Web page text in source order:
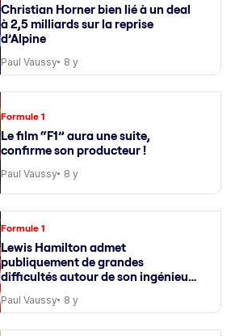
Christian Horner bien lié à un deal
à 2,5 milliards sur la reprise
d’Alpine
Paul Vaussy 8 y
Formule 1
Le film “F1” aura une suite,
confirme son producteur !
Paul Vaussy 8 y
Formule 1
Lewis Hamilton admet
publiquement de grandes
difficultés autour de son ingénieur
Paul Vaussy 8 y